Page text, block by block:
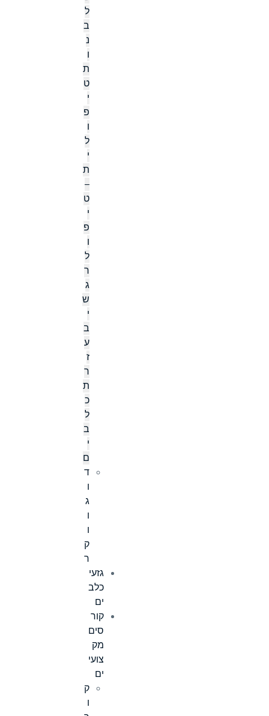
ל
ב
נ
ו
ת
ט
י
פ
ו
ל
י
ת
–
ט
י
פ
ו
ל
ר
ג
ש
י
ב
ע
ז
ר
ת
כ
ל
ב
י
ם
ד
ו
ג
ו
ו
ק
ר
גזעי
כלב
ים
קור
סים
מק
צועי
ים
ק
ו